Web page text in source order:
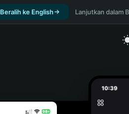
Beralih ke English Lanjutkan dalam